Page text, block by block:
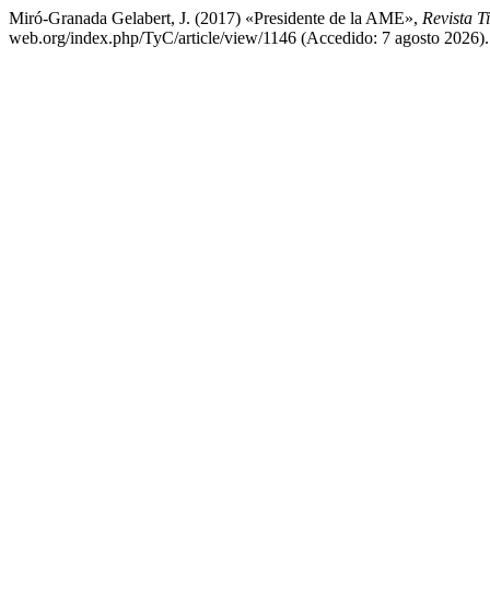
Miró-Granada Gelabert, J. (2017) «Presidente de la AME», Revista
web.org/index.php/TyC/article/view/1146 (Accedido: 7 agosto 2026).